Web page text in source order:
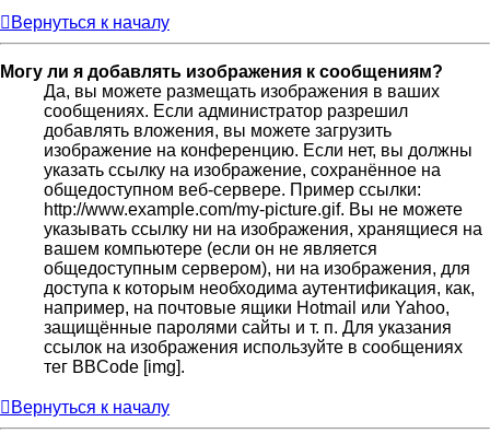
Вернуться к началу
Могу ли я добавлять изображения к сообщениям?
Да, вы можете размещать изображения в ваших
сообщениях. Если администратор разрешил
добавлять вложения, вы можете загрузить
изображение на конференцию. Если нет, вы должны
указать ссылку на изображение, сохранённое на
общедоступном веб-сервере. Пример ссылки:
http://www.example.com/my-picture.gif. Вы не можете
указывать ссылку ни на изображения, хранящиеся на
вашем компьютере (если он не является
общедоступным сервером), ни на изображения, для
доступа к которым необходима аутентификация, как,
например, на почтовые ящики Hotmail или Yahoo,
защищённые паролями сайты и т. п. Для указания
ссылок на изображения используйте в сообщениях
тег BBCode [img].
Вернуться к началу